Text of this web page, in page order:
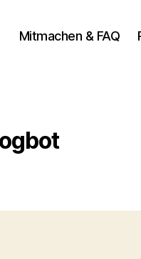
Mitmachen & FAQ